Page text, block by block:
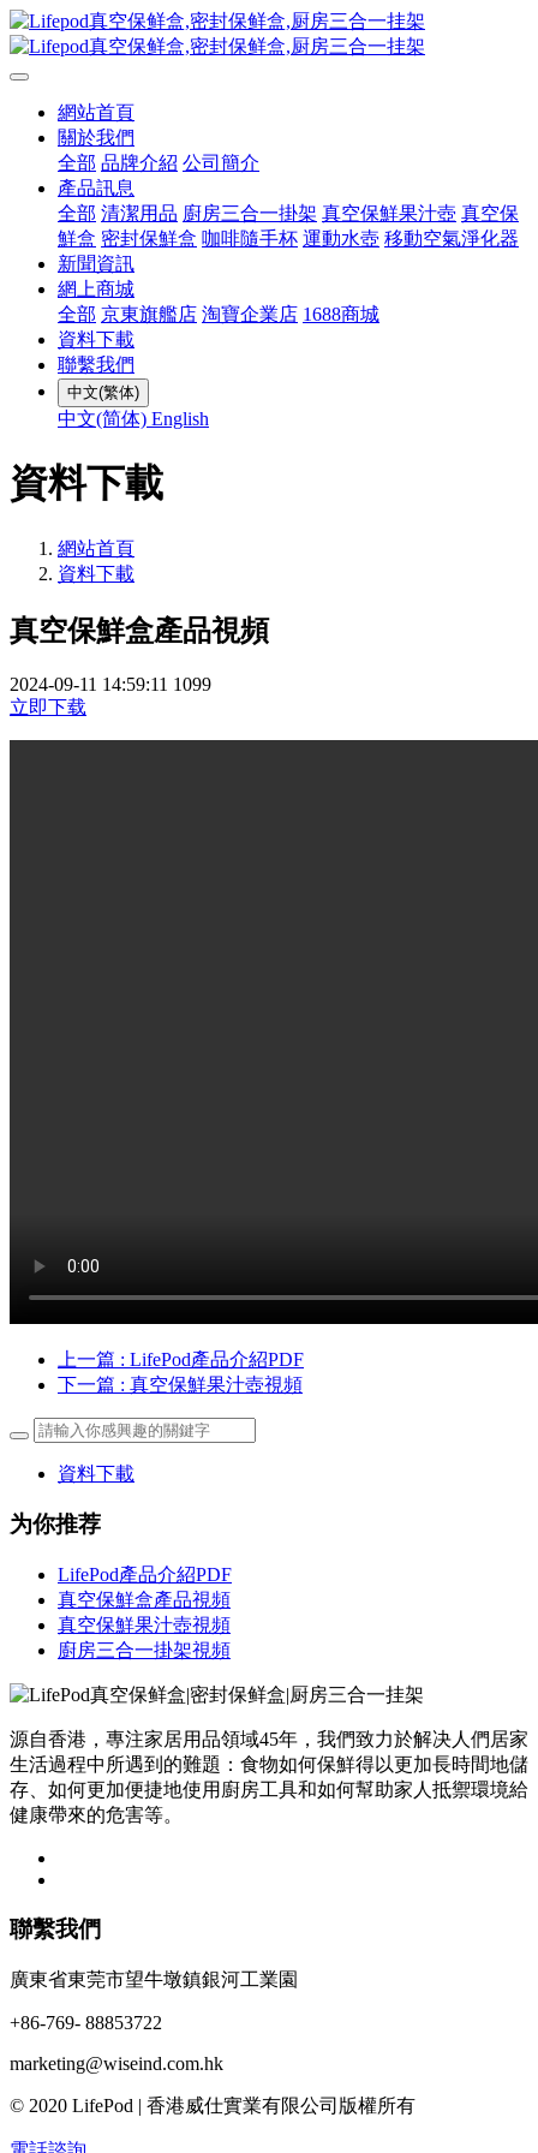
網站首頁
關於我們
全部 品牌介紹 公司簡介
產品訊息
全部 清潔用品 廚房三合一掛架 真空保鮮果汁壺 真空保
鮮盒 密封保鮮盒 咖啡隨手杯 運動水壺 移動空氣淨化器
新聞資訊
網上商城
全部 京東旗艦店 淘寶企業店 1688商城
資料下載
聯繫我們
中文(繁体)
中文(简体) English
資料下載
網站首頁
資料下載
真空保鮮盒產品視頻
2024-09-11 14:59:11 1099
立即下载
上一篇 : LifePod產品介紹PDF
下一篇 : 真空保鮮果汁壺視頻
資料下載
为你推荐
LifePod產品介紹PDF
真空保鮮盒產品視頻
真空保鮮果汁壺視頻
廚房三合一掛架視頻
源自香港，專注家居用品領域45年，我們致力於解决人們居家
生活過程中所遇到的難題：食物如何保鮮得以更加長時間地儲
存、如何更加便捷地使用廚房工具和如何幫助家人抵禦環境給
健康帶來的危害等。
聯繫我們
廣東省東莞市望牛墩鎮銀河工業園
+86-769- 88853722
marketing@wiseind.com.hk
© 2020 LifePod | 香港威仕實業有限公司版權所有